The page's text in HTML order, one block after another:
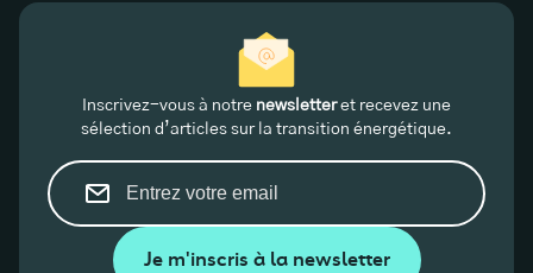
Inscrivez-vous à notre newsletteret recevez une
sélection d’articles sur la transition énergétique.
Je m'inscris à la newsletter